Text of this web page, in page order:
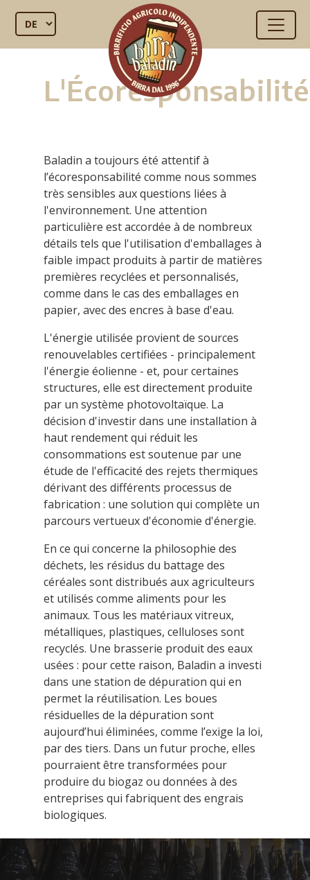
L'Écoresponsabilité
Baladin a toujours été attentif à
l’écoresponsabilité comme nous sommes
très sensibles aux questions liées à
l'environnement. Une attention
particulière est accordée à de nombreux
détails tels que l'utilisation d'emballages à
faible impact produits à partir de matières
premières recyclées et personnalisés,
comme dans le cas des emballages en
papier, avec des encres à base d'eau.
L'énergie utilisée provient de sources
renouvelables certifiées - principalement
l'énergie éolienne - et, pour certaines
structures, elle est directement produite
par un système photovoltaïque. La
décision d'investir dans une installation à
haut rendement qui réduit les
consommations est soutenue par une
étude de l'efficacité des rejets thermiques
dérivant des différents processus de
fabrication : une solution qui complète un
parcours vertueux d'économie d'énergie.
En ce qui concerne la philosophie des
déchets, les résidus du battage des
céréales sont distribués aux agriculteurs
et utilisés comme aliments pour les
animaux. Tous les matériaux vitreux,
métalliques, plastiques, celluloses sont
recyclés. Une brasserie produit des eaux
usées : pour cette raison, Baladin a investi
dans une station de dépuration qui en
permet la réutilisation. Les boues
résiduelles de la dépuration sont
aujourd’hui éliminées, comme l’exige la loi,
par des tiers. Dans un futur proche, elles
pourraient être transformées pour
produire du biogaz ou données à des
entreprises qui fabriquent des engrais
biologiques.